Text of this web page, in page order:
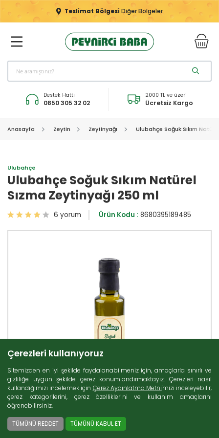
Teslimat Bölgesi Diğer Bölgeler
Destek Hattı
0850 305 32 02
2000 TL ve üzeri
Ücretsiz Kargo
Anasayfa Zeytin Zeytinyağı Ulubahçe Soğuk Sıkım
Ulubahçe
Ulubahçe Soğuk Sıkım Natürel
Sızma Zeytinyağı 250 ml
6 yorum Ürün Kodu : 8680395189485
Çerezleri kullanıyoruz
Sitemizden en iyi şekilde faydalanabilmeniz için, amaçlarla sınırlı ve
gizliliğe uygun şekilde çerez konumlandırmaktayız. Çerezleri nasıl
kullandığımızı incelemek için Çerez Aydınlatma Metni'mizi inceleyebilir,
çerez kategorilerini, çerez özelliklerini ve kullanım amaçlarını
öğrenebilirsiniz.
TÜMÜNÜ REDDET TÜMÜNÜ KABUL ET